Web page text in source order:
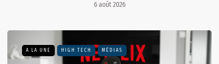
6 août 2026
A LA UNE HIGH TECH MÉDIAS